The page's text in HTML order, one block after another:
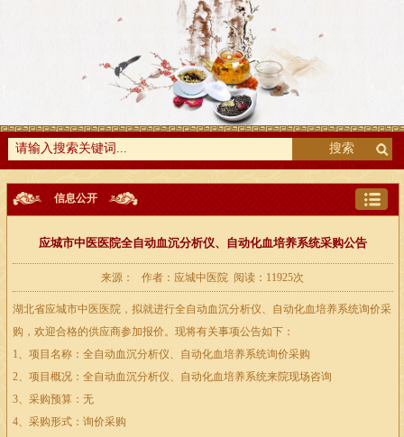
信息公开
应城市中医医院全自动血沉分析仪、自动化血培养系统采购公告
来源： 作者：应城中医院 阅读：11925次
湖北省应城市中医医院，拟就进行全自动血沉分析仪、自动化血培养系统询价采
购，欢迎合格的供应商参加报价。现将有关事项公告如下：
1、项目名称：全自动血沉分析仪、自动化血培养系统询价采购
2、项目概况：全自动血沉分析仪、自动化血培养系统来院现场咨询
3、采购预算：无
4、采购形式：询价采购